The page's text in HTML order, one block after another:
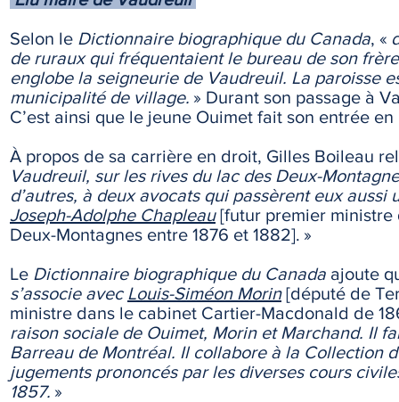
Selon le Dictionnaire biographique du Canada, «
de ruraux qui fréquentaient le bureau de son
englobe la seigneurie de Vaudreuil. La paroisse
municipalité de village. » Durant son passage à
C’est ainsi que le jeune Ouimet fait son entrée
À propos de sa carrière en droit, Gilles Boileau
Vaudreuil, sur les rives du lac des Deux-
d’autres, à deux avocats qui passèrent eux
Joseph-Adolphe Chapleau[futur premier
Deux-Montagnes entre 1876 et 1882]. »
Le Dictionnaire biographique du Canada ajoute
s’associe avec Louis-Siméon Morin[député de
ministre dans le cabinet Cartier-Macdonald de
raison sociale de Ouimet, Morin et Marchand. Il
Barreau de Montréal. Il collabore à la Collection
jugements prononcés par les diverses cours
1857. »